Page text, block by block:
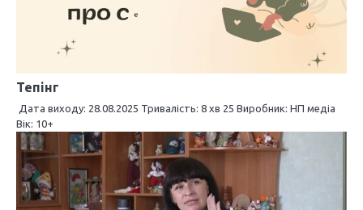
Тепінг
Дата виходу: 28.08.2025 Тривалість: 8 хв 25 Виробник: НП медіа
Вік: 10+